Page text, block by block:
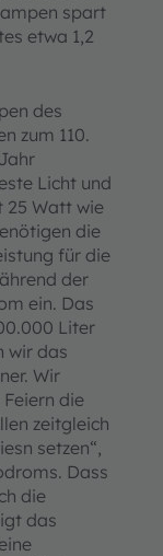
spart
etwa 1,2
des
zum 110.
Licht und
25 Watt wie
die
für die
der
ein. Das
Liter
wir das
Wir
die
zeitgleich
setzen“,
Dass
die
das